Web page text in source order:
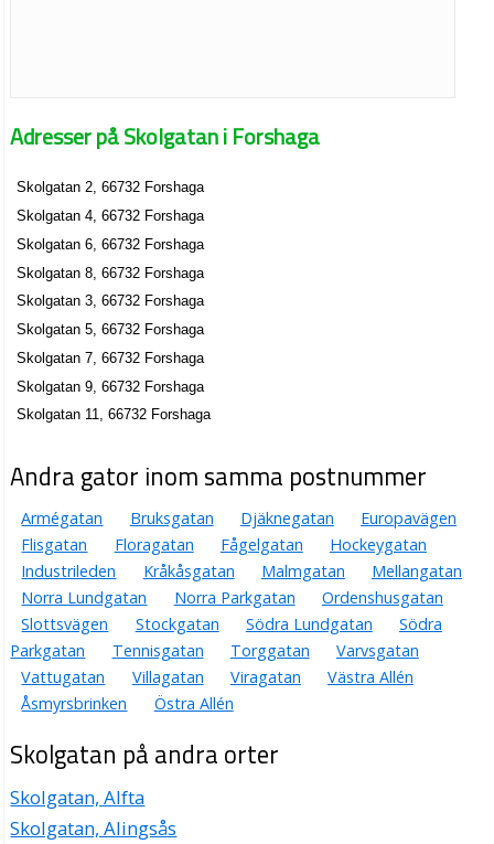
Adresser på Skolgatan i Forshaga
Skolgatan 2, 66732 Forshaga
Skolgatan 4, 66732 Forshaga
Skolgatan 6, 66732 Forshaga
Skolgatan 8, 66732 Forshaga
Skolgatan 3, 66732 Forshaga
Skolgatan 5, 66732 Forshaga
Skolgatan 7, 66732 Forshaga
Skolgatan 9, 66732 Forshaga
Skolgatan 11, 66732 Forshaga
Andra gator inom samma postnummer
Armégatan Bruksgatan Djäknegatan
Europavägen
Flisgatan
Floragatan Fågelgatan
Hockeygatan
Industrileden
Kråkåsgatan Malmgatan
Mellangatan
Norra Lundgatan
Norra Parkgatan
Ordenshusgatan
Slottsvägen
Stockgatan Södra Lundgatan
Södra
Parkgatan
Tennisgatan Torggatan
Varvsgatan
Vattugatan
Villagatan Viragatan
Västra Allén
Åsmyrsbrinken
Östra Allén
Skolgatan på andra orter
Skolgatan, Alfta
Skolgatan, Alingsås